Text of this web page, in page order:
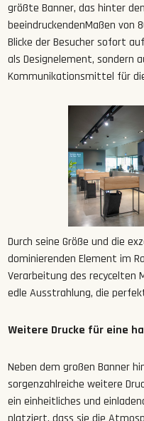
größte Banner, das hinter
beeindruckendenMaßen von
Blicke der Besucher sofort
als Designelement, sondern
Kommunikationsmittel für
Durch seine Größe und die
dominierenden Element im
Verarbeitung des recycelten
edle Ausstrahlung, die
Weitere Drucke für eine
Neben dem großen Banner
sorgenzahlreiche weitere
ein einheitliches und